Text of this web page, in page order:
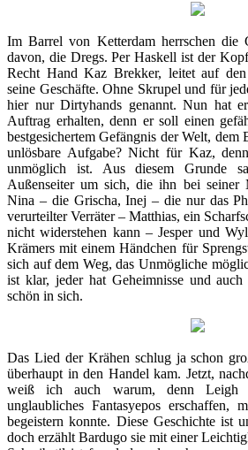
Im Barrel von Ketterdam herrschen die
davon, die Dregs. Per Haskell ist der
Recht Hand Kaz Brekker, leitet auf
seine Geschäfte. Ohne Skrupel und für
hier nur Dirtyhands genannt. Nun hat
Auftrag erhalten, denn er soll einen
bestgesichertem Gefängnis der Welt, dem
unlösbare Aufgabe? Nicht für Kaz,
unmöglich ist. Aus diesem Grunde
Außenseiter um sich, die ihn bei seiner
Nina – die Grischa, Inej – die nur das
verurteilter Verräter – Matthias, ein
nicht widerstehen kann – Jesper und
Krämers mit einem Händchen für
sich auf dem Weg, das Unmögliche
ist klar, jeder hat Geheimnisse und
schön in sich.
Das Lied der Krähen schlug ja schon
überhaupt in den Handel kam. Jetzt,
weiß ich auch warum, denn Leigh
unglaubliches Fantasyepos erschaffen,
begeistern konnte. Diese Geschichte ist
doch erzählt Bardugo sie mit einer